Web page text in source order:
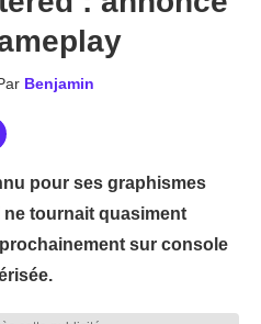
Benjamin
pour ses graphismes
tournait quasiment
sur console